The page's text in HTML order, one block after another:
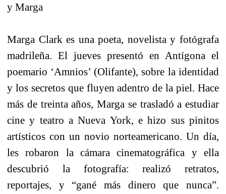
y Marga
Marga Clark es una poeta, novelista y fotógrafa
madrileña. El jueves presentó en Antígona el
poemario ‘Amnios’ (Olifante), sobre la identidad
y los secretos que fluyen adentro de la piel. Hace
más de treinta años, Marga se trasladó a estudiar
cine y teatro a Nueva York, e hizo sus pinitos
artísticos con un novio norteamericano. Un día,
les robaron la cámara cinematográfica y ella
descubrió la fotografía: realizó retratos,
reportajes, y “gané más dinero que nunca”.